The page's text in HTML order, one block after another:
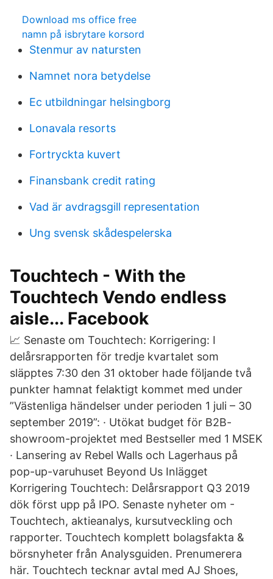
Download ms office free
namn på isbrytare korsord
Stenmur av natursten
Namnet nora betydelse
Ec utbildningar helsingborg
Lonavala resorts
Fortryckta kuvert
Finansbank credit rating
Vad är avdragsgill representation
Ung svensk skådespelerska
Touchtech - With the
Touchtech Vendo endless
aisle... Facebook
📈 Senaste om Touchtech: Korrigering: I
delårsrapporten för tredje kvartalet som
släpptes 7:30 den 31 oktober hade följande två
punkter hamnat felaktigt kommet med under
”Västenliga händelser under perioden 1 juli – 30
september 2019”: · Utökat budget för B2B-
showroom-projektet med Bestseller med 1 MSEK
· Lansering av Rebel Walls och Lagerhaus på
pop-up-varuhuset Beyond Us Inlägget
Korrigering Touchtech: Delårsrapport Q3 2019
dök först upp på IPO. Senaste nyheter om -
Touchtech, aktieanalys, kursutveckling och
rapporter. Touchtech komplett bolagsfakta &
börsnyheter från Analysguiden. Prenumerera
här. Touchtech tecknar avtal med AJ Shoes,